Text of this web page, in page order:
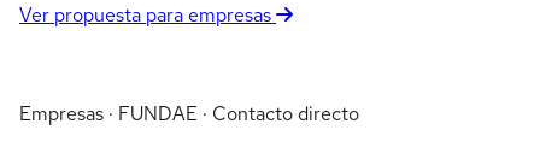
Ver propuesta para empresas
Empresas · FUNDAE · Contacto directo